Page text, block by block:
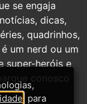
se engaja
dicas,
quadrinhos,
um nerd ou um
super-heróis e
conosco
, para